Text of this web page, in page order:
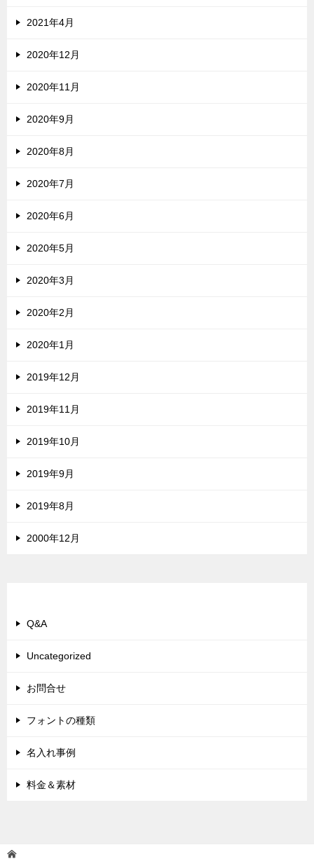
2021年4月
2020年12月
2020年11月
2020年9月
2020年8月
2020年7月
2020年6月
2020年5月
2020年3月
2020年2月
2020年1月
2019年12月
2019年11月
2019年10月
2019年9月
2019年8月
2000年12月
Q&A
Uncategorized
お問合せ
フォントの種類
名入れ事例
料金＆素材